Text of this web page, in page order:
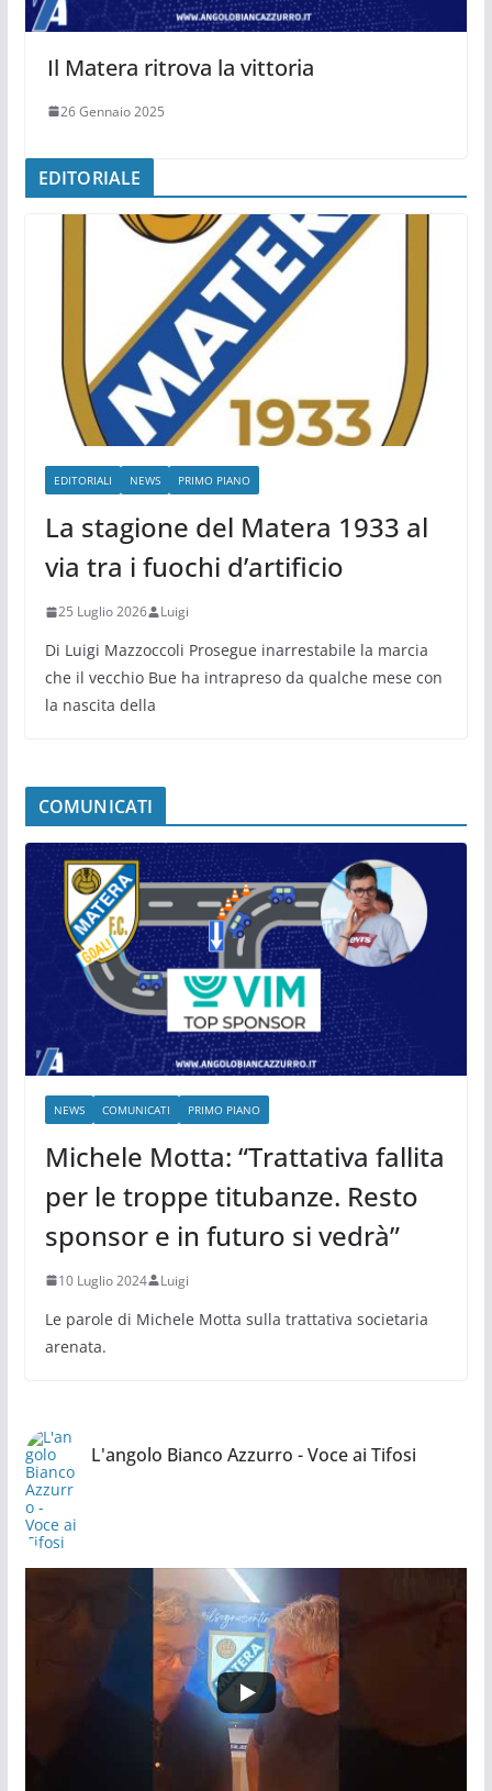
Il Matera ritrova la vittoria
26 Gennaio 2025
EDITORIALE
EDITORIALI NEWS PRIMO PIANO
La stagione del Matera 1933 al
via tra i fuochi d’artificio
25 Luglio 2026 Luigi
Di Luigi Mazzoccoli Prosegue inarrestabile la marcia
che il vecchio Bue ha intrapreso da qualche mese con
la nascita della
COMUNICATI
NEWS COMUNICATI PRIMO PIANO
Michele Motta: “Trattativa fallita
per le troppe titubanze. Resto
sponsor e in futuro si vedrà”
10 Luglio 2024 Luigi
Le parole di Michele Motta sulla trattativa societaria
arenata.
L'angolo Bianco Azzurro - Voce ai Tifosi